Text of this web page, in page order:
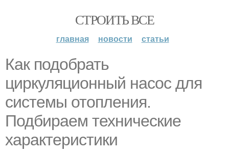
СТРОИТЬ ВСЕ
главная новости статьи
Как подобрать
циркуляционный насос для
системы отопления.
Подбираем технические
характеристики